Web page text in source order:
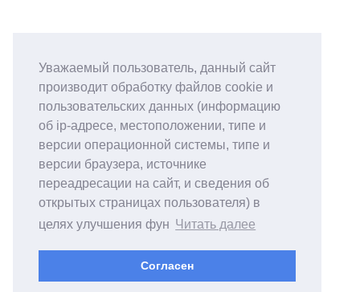
Уважаемый пользователь, данный сайт
производит обработку файлов cookie и
пользовательских данных (информацию
об ip-адресе, местоположении, типе и
версии операционной системы, типе и
версии браузера, источнике
переадресации на сайт, и сведения об
открытых страницах пользователя) в
целях улучшения фун Читать далее
Согласен